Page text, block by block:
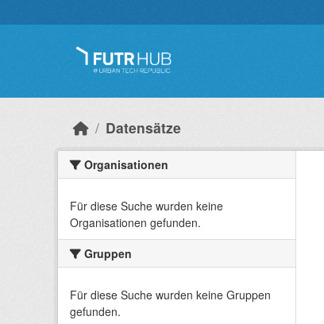
Datensätze
Organisationen
Für diese Suche wurden keine
Organisationen gefunden.
Gruppen
Für diese Suche wurden keine Gruppen
gefunden.